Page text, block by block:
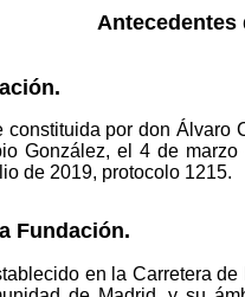
Antecedentes
por don Álvaro
González, el 4 de
de 2019, protocolo 1215.
Fundación.
en la Carretera